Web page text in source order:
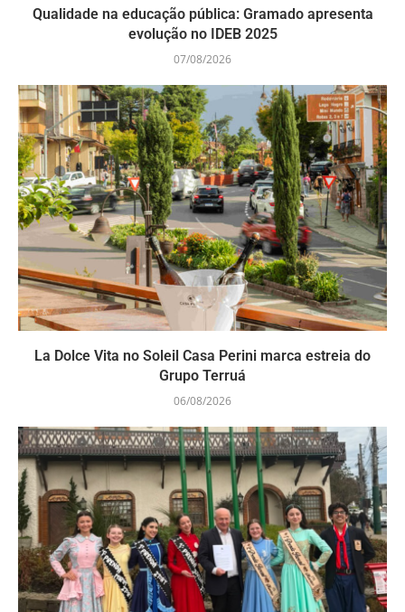
Qualidade na educação pública: Gramado apresenta
evolução no IDEB 2025
07/08/2026
La Dolce Vita no Soleil Casa Perini marca estreia do
Grupo Terruá
06/08/2026